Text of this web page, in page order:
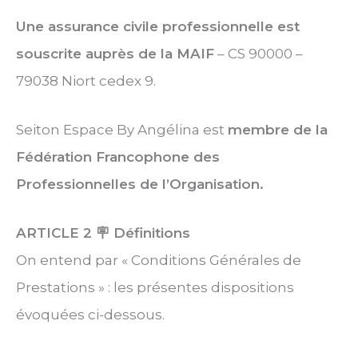
Une assurance civile professionnelle est
souscrite auprès de la MAIF – CS 90000 –
79038 Niort cedex 9.
Seiton Espace By Angélina est membre de la
Fédération Francophone des
Professionnelles de l’Organisation.
ARTICLE 2 🪧 Définitions
On entend par « Conditions Générales de
Prestations » : les présentes dispositions
évoquées ci-dessous.